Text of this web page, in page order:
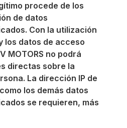
procede de los
de datos
Con la utilización
los datos de acceso
MOTORS no podrá
directas sobre la
La dirección IP de
los demás datos
se requieren, más